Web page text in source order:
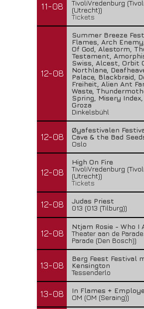
11-08
TivoliVredenburg
(Utrecht))
Tickets
12-08
Summer Breeze
Flames, Arch
Of God, Alestorm,
Testament,
Swiss, Alcest, Orbit
Northlane,
Palace, Blackbraid,
Freiheit, Alien Ant
Waste,
Spring, Misery Index,
Groza
Dinkelsbühl
12-08
Øyafestivalen
Cave & the Bad
Oslo
12-08
High On Fire
TivoliVredenburg
(Utrecht))
Tickets
12-08
Judas Priest
013 (013 (Tilburg))
12-08
Ntjam Rosie - Who I
Theater aan de
Parade (Den Bosch))
13-08
Berg Feest Festival
Kensington
Tessenderlo
13-08
In Flames +
OM (OM (Seraing))